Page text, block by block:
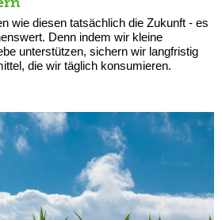
wie diesen tatsächlich die Zukunft - es
Denn indem wir kleine
unterstützen, sichern wir langfristig
die wir täglich konsumieren.